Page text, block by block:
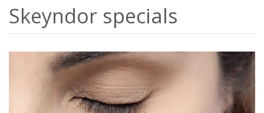
Skeyndor specials